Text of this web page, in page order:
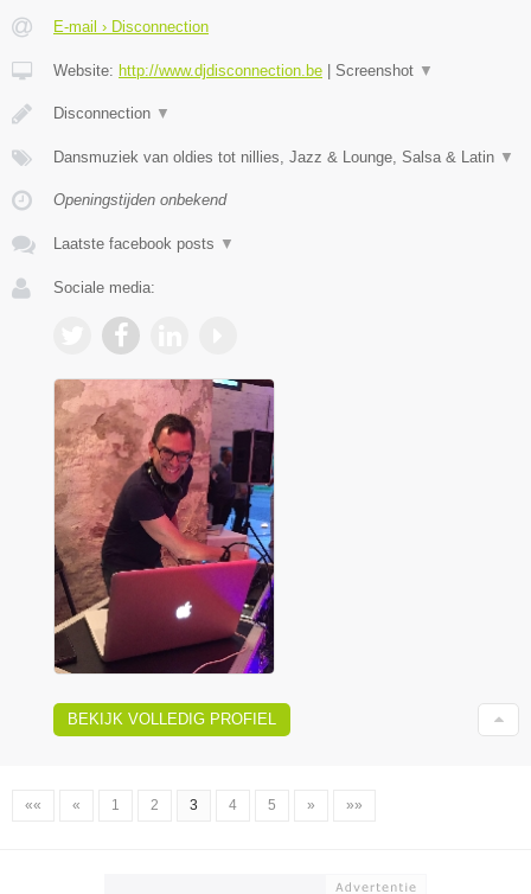
E-mail › Disconnection
Website: http://www.djdisconnection.be Screenshot ▼
Disconnection ▼
Dansmuziek van oldies tot nillies, Jazz & Lounge, Salsa & Latin ▼
Openingstijden onbekend
Laatste facebook posts ▼
Sociale media:
BEKIJK VOLLEDIG PROFIEL
«« « 1 2 3 4 5 » »»